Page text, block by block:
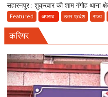
सहारनपुर : शुक्रवार की शाम गंगोह
Featured अपराध उत्तर प्रदेश राज्य
करियर